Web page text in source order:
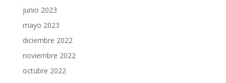
junio 2023
mayo 2023
diciembre 2022
noviembre 2022
octubre 2022